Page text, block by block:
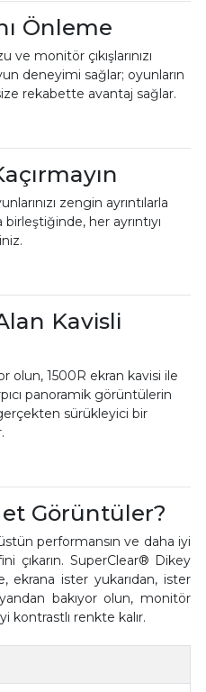
Önleme
monitör çıkışlarınızı
deneyimi sağlar; oyunların
rekabette avantaj sağlar.
zengin ayrıntılarla
her ayrıntıyı
Kavisli
olun, 1500R ekran kavisi ile
panoramik görüntülerin
sürükleyici bir
Görüntüler?
performansın ve daha iyi
çıkarın. SuperClear® Dikey
ekrana ister yukarıdan, ister
bakıyor olun, monitör
kontrastlı renkte kalır.